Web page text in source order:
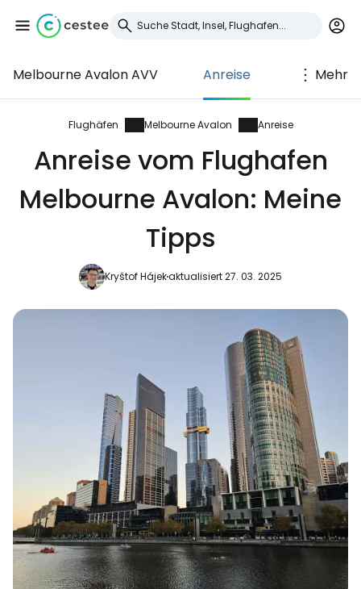
Melbourne Avalon AVV Anreise Mehr
Flughäfen Melbourne Avalon Anreise
Anreise vom Flughafen
Melbourne Avalon: Meine
Tipps
Kryštof Hájekaktualisiert 27. 03. 2025
Anmeldung bei
Cestee
... die weltweite Reise-Community
Weiter mit Facebook
Weiter mit E-Mail